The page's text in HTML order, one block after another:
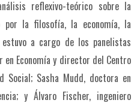
reflexivo-teórico sobre la
por la filosofía, la economía, la
a cargo de los panelistas
Economía y director del Centro
Social; Sasha Mudd, doctora en
y Álvaro Fischer, ingeniero